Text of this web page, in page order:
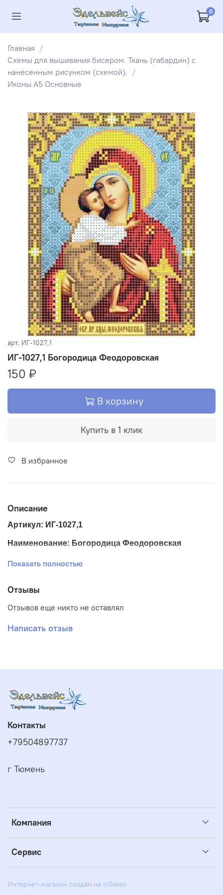
0
Главная
Схемы для вышивания бисером. Ткань (габардин) с
нанесенным рисунком (схемой).
Иконы А5 Основные
арт. ИГ-1027,1
ИГ-1027,1 Богородица Феодоровская
150 ₽
В корзину
Купить в 1 клик
В избранное
Описание
Артикул: ИГ-1027,1
Наименование: Богородица Феодоровская
Размер ткани 20*24 см
Показать полностью
Отзывы
Отзывов еще никто не оставлял
Написать отзыв
Компания
Сервис
Контакты
+79504897737
г Тюмень
Интернет-магазин создан на inSales